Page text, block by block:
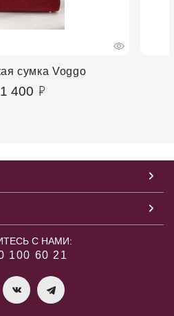
сумка Voggo
400
С НАМИ:
100 60 21